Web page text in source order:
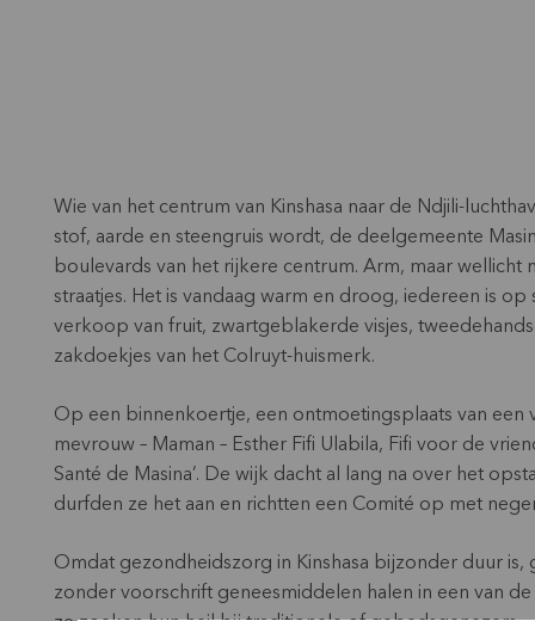
Wie van het centrum van Kinshasa naar de Ndjili-
stof, aarde en steengruis wordt, de deelgemeente
boulevards van het rijkere centrum. Arm, maar wellicht
straatjes. Het is vandaag warm en droog, iedereen is
verkoop van fruit, zwartgeblakerde visjes,
zakdoekjes van het Colruyt-huismerk.
Op een binnenkoertje, een ontmoetingsplaats van een
mevrouw – Maman – Esther Fifi Ulabila, Fifi voor de
Santé de Masina’. De wijk dacht al lang na over het
durfden ze het aan en richtten een Comité op met
Omdat gezondheidszorg in Kinshasa bijzonder duur is,
zonder voorschrift geneesmiddelen halen in een van